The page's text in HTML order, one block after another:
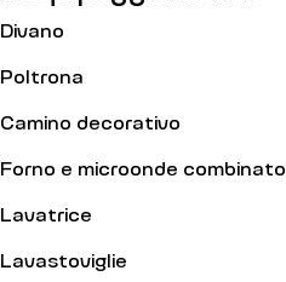
Divano
Poltrona
Camino decorativo
Forno e microonde combinato
Lavatrice
Lavastoviglie